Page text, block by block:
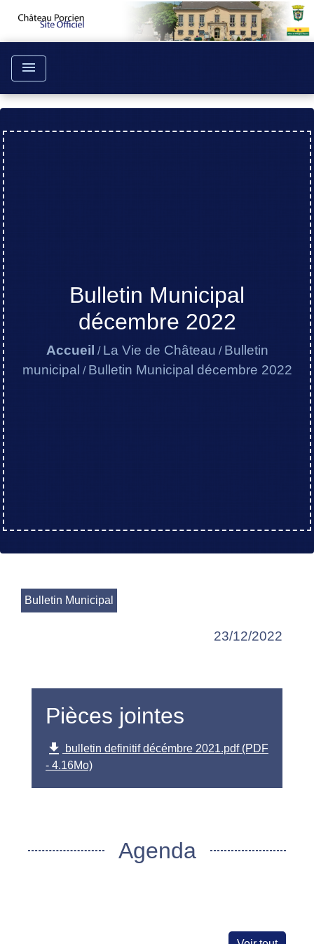
menu
Bulletin Municipal
décembre 2022
Accueil / La Vie de Château / Bulletin
municipal / Bulletin Municipal décembre 2022
Bulletin Municipal
23/12/2022
Pièces jointes
file_download
bulletin definitif décémbre 2021.pdf (PDF
- 4.16Mo)
Agenda